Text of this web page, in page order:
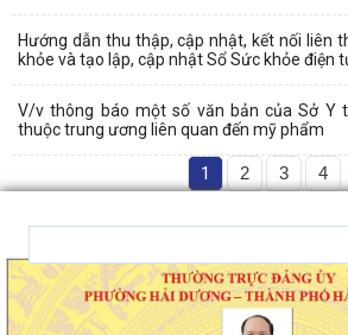
Hướng dẫn thu thập, cập nhật, kết nối liên
khỏe và tạo lập, cập nhật Sổ Sức khỏe điện
V/v thông báo một số văn bản của Sở Y
thuộc trung ương liên quan đến mỹ phẩm
1 2 3 4